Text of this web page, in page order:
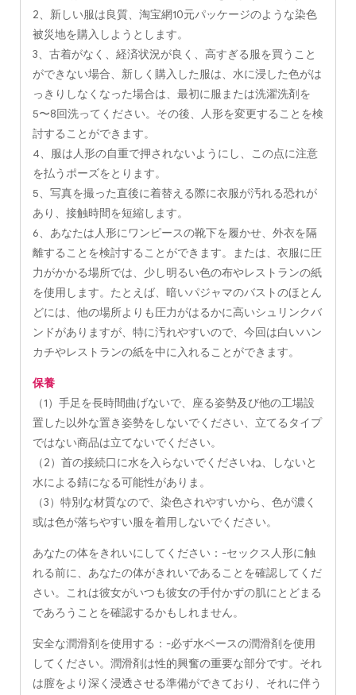
2、新しい服は良質、淘宝網10元パッケージのような染色
被災地を購入しようとします。
3、古着がなく、経済状況が良く、高すぎる服を買うこと
ができない場合、新しく購入した服は、水に浸した色がは
っきりしなくなった場合は、最初に服または洗濯洗剤を
5〜8回洗ってください。その後、人形を変更することを検
討することができます。
4、服は人形の自重で押されないようにし、この点に注意
を払うポーズをとります。
5、写真を撮った直後に着替える際に衣服が汚れる恐れが
あり、接触時間を短縮します。
6、あなたは人形にワンピースの靴下を履かせ、外衣を隔
離することを検討することができます。または、衣服に圧
力がかかる場所では、少し明るい色の布やレストランの紙
を使用します。たとえば、暗いパジャマのバストのほとん
どには、他の場所よりも圧力がはるかに高いシュリンクバ
ンドがありますが、特に汚れやすいので、今回は白いハン
カチやレストランの紙を中に入れることができます。
保養
（1）手足を長時間曲げないで、座る姿勢及び他の工場設
置した以外な置き姿勢をしないでください、立てるタイプ
ではない商品は立てないでください。
（2）首の接続口に水を入らないでくださいね、しないと
水による錆になる可能性がありま。
（3）特別な材質なので、染色されやすいから、色が濃く
或は色が落ちやすい服を着用しないでください。
あなたの体をきれいにしてください：-セックス人形に触
れる前に、あなたの体がきれいであることを確認してくだ
さい。これは彼女がいつも彼女の手付かずの肌にとどまる
であろうことを確認するかもしれません。
安全な潤滑剤を使用する：-必ず水ベースの潤滑剤を使用
してください。潤滑剤は性的興奮の重要な部分です。それ
は膣をより深く浸透させる準備ができており、それに伴う